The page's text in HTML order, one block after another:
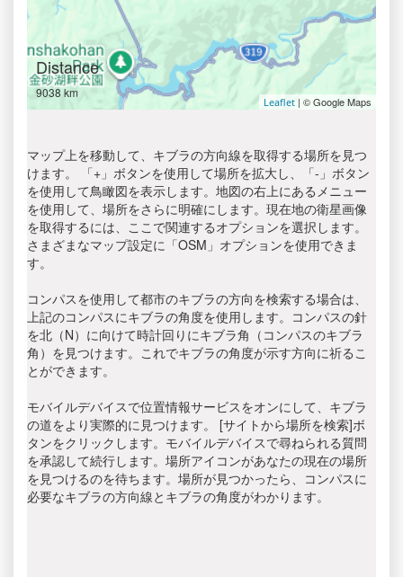
Distance
9038 km
Leaflet | © Google Maps
マップ上を移動して、キブラの方向線を取得する場所を見つ
けます。 「+」ボタンを使用して場所を拡大し、「-」ボタン
を使用して鳥瞰図を表示します。地図の右上にあるメニュー
を使用して、場所をさらに明確にします。現在地の衛星画像
を取得するには、ここで関連するオプションを選択します。
さまざまなマップ設定に「OSM」オプションを使用できま
す。
コンパスを使用して都市のキブラの方向を検索する場合は、
上記のコンパスにキブラの角度を使用します。コンパスの針
を北（N）に向けて時計回りにキブラ角（コンパスのキブラ
角）を見つけます。これでキブラの角度が示す方向に祈るこ
とができます。
モバイルデバイスで位置情報サービスをオンにして、キブラ
の道をより実際的に見つけます。 [サイトから場所を検索]ボ
タンをクリックします。モバイルデバイスで尋ねられる質問
を承認して続行します。場所アイコンがあなたの現在の場所
を見つけるのを待ちます。場所が見つかったら、コンパスに
必要なキブラの方向線とキブラの角度がわかります。